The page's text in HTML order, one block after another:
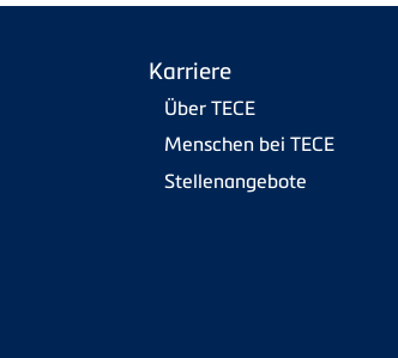
Karriere
Über TECE
Menschen bei TECE
Stellenangebote